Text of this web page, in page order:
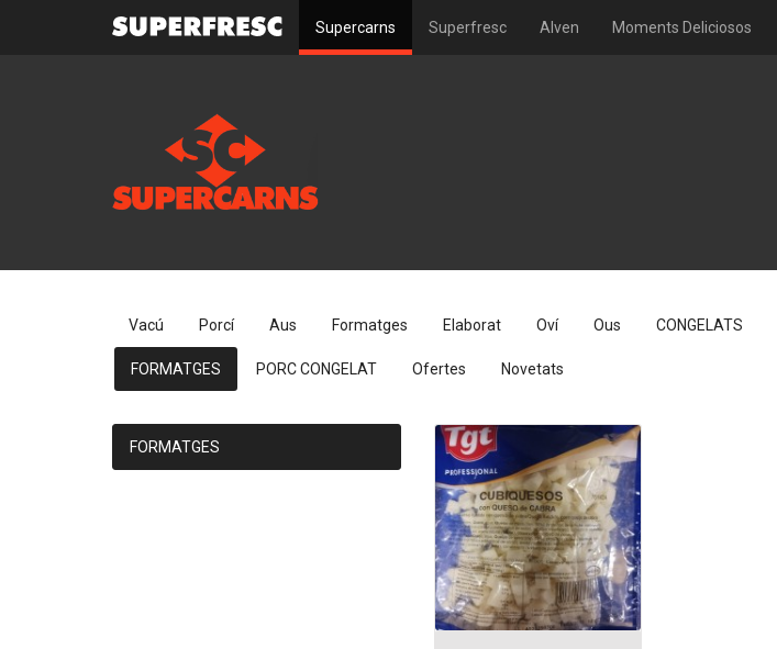
Supercarns Superfresc Alven Moments Deliciosos
Vacú Porcí Aus Formatges Elaborat Oví Ous CONGELATS
FORMATGES PORC CONGELAT Ofertes Novetats
FORMATGES